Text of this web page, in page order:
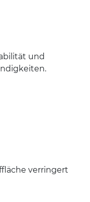
und
verringert